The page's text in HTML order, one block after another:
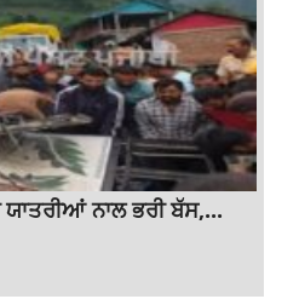
ਨਾਲ ਭਰੀ ਬੱਸ,...